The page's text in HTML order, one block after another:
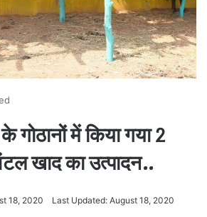
गोठानों में किया गया 2
खाद का उत्पादन..
18, 2020 Last Updated: August 18, 2020